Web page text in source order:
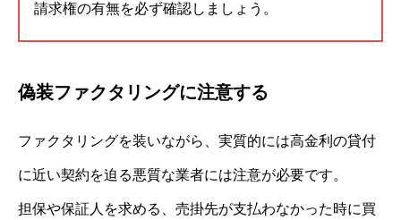
請求権の有無を必ず確認しましょう。
偽装ファクタリングに注意する
ファクタリングを装いながら、実質的には高金利の貸付
に近い契約を迫る悪質な業者には注意が必要です。
担保や保証人を求める、売掛先が支払わなかった時に買